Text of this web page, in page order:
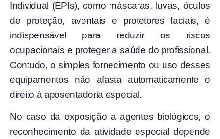
Individual (EPIs), como máscaras, luvas, óculos
de proteção, aventais e protetores faciais, é
indispensável para reduzir os riscos
ocupacionais e proteger a saúde do profissional.
Contudo, o simples fornecimento ou uso desses
equipamentos não afasta automaticamente o
direito à aposentadoria especial.
No caso da exposição a agentes biológicos, o
reconhecimento da atividade especial depende